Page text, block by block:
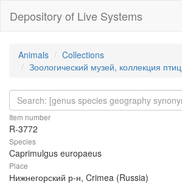
Depository of Live Systems
Animals
Collections
Зоологический музей, коллекция птиц
Item number
R-3772
Species
Caprimulgus europaeus
Place
Нижнегорский р-н, Crimea (Russia)